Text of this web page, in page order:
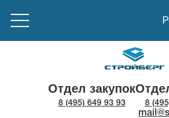
Отдел закупок
8 (495) 649 93 93 8